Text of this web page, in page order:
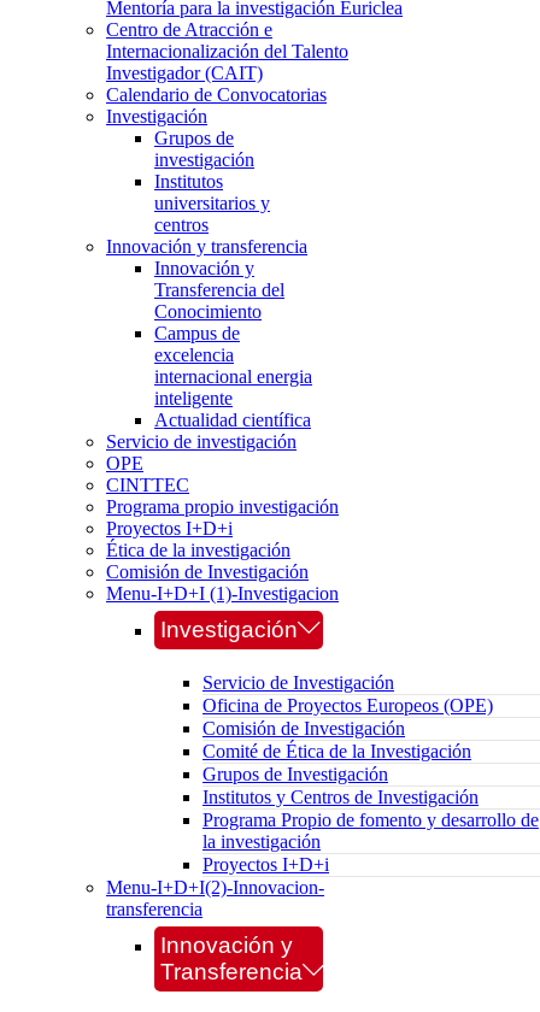
Mentoría para la investigación Euriclea
Centro de Atracción e
Internacionalización del Talento
Investigador (CAIT)
Calendario de Convocatorias
Investigación
Grupos de
investigación
Institutos
universitarios y
centros
Innovación y transferencia
Innovación y
Transferencia del
Conocimiento
Campus de
excelencia
internacional energia
inteligente
Actualidad científica
Servicio de investigación
OPE
CINTTEC
Programa propio investigación
Proyectos I+D+i
Ética de la investigación
Comisión de Investigación
Menu-I+D+I (1)-Investigacion
Investigación
Servicio de Investigación
Oficina de Proyectos Europeos (OPE)
Comisión de Investigación
Comité de Ética de la Investigación
Grupos de Investigación
Institutos y Centros de Investigación
Programa Propio de fomento y desarrollo de
la investigación
Proyectos I+D+i
Menu-I+D+I(2)-Innovacion-
transferencia
Innovación y
Transferencia